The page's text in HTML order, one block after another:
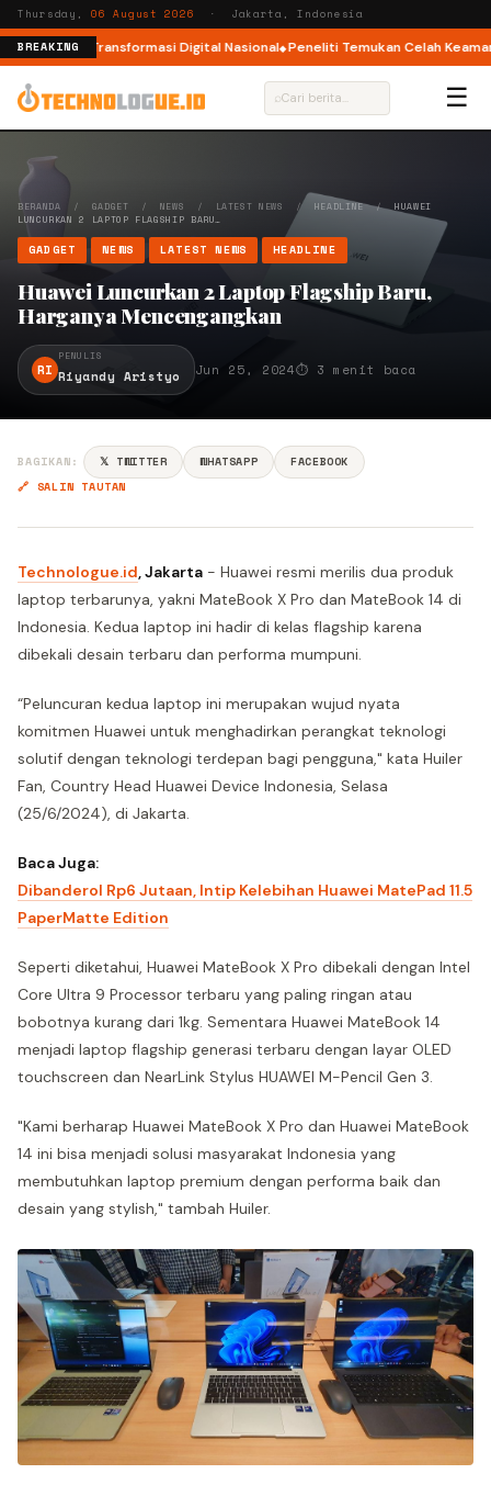
Thursday,06 August 2026 · Jakarta, Indonesia
BREAKINGTransformasi Digital Nasional Peneliti Temukan Celah
⌕ ☰
BERANDA / GADGET / NEWS / LATEST NEWS / HEADLINE/HUAWEI
LUNCURKAN 2 LAPTOP FLAGSHIP BARU…
GADGET NEWS LATEST NEWS HEADLINE
Huawei Luncurkan 2 Laptop Flagship Baru,
Harganya Mencengangkan
RI
PENULIS
Riyandy Aristyo Jun 25, 2024⏱ 3 menit baca
BAGIKAN: 𝕏 TWITTER WHATSAPP
FACEBOOK
🔗 SALIN TAUTAN
Technologue.id, Jakarta - Huawei resmi merilis dua produk
laptop terbarunya, yakni MateBook X Pro dan MateBook 14 di
Indonesia. Kedua laptop ini hadir di kelas flagship karena
dibekali desain terbaru dan performa mumpuni.
“Peluncuran kedua laptop ini merupakan wujud nyata
komitmen Huawei untuk menghadirkan perangkat teknologi
solutif dengan teknologi terdepan bagi pengguna," kata Huiler
Fan, Country Head Huawei Device Indonesia, Selasa
(25/6/2024), di Jakarta.
Baca Juga:
Dibanderol Rp6 Jutaan, Intip Kelebihan Huawei MatePad 11.5
PaperMatte Edition
Seperti diketahui, Huawei MateBook X Pro dibekali dengan Intel
Core Ultra 9 Processor terbaru yang paling ringan atau
bobotnya kurang dari 1kg. Sementara Huawei MateBook 14
menjadi laptop flagship generasi terbaru dengan layar OLED
touchscreen dan NearLink Stylus HUAWEI M-Pencil Gen 3.
"Kami berharap Huawei MateBook X Pro dan Huawei MateBook
14 ini bisa menjadi solusi masyarakat Indonesia yang
membutuhkan laptop premium dengan performa baik dan
desain yang stylish," tambah Huiler.